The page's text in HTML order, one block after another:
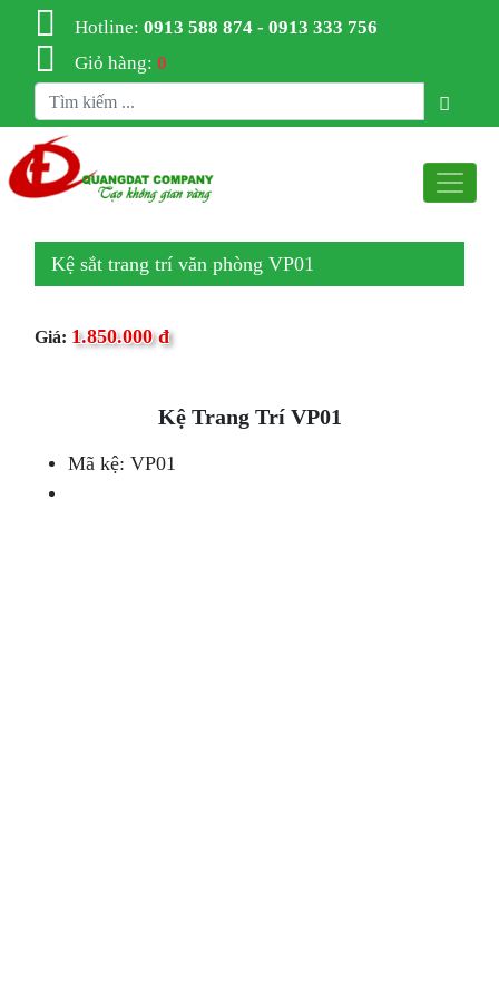
Hotline:0913 588 874 - 0913 333 756
Giỏ hàng:0
Kệ sắt trang trí văn phòng VP01
Giá: 1.850.000 đ
Kệ Trang Trí VP01
Mã kệ: VP01